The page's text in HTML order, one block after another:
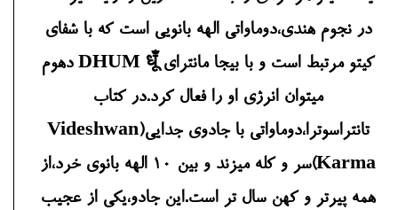
در نجوم هندی،دوماواتی الهه بانویی است که با شفای
کیتو مرتبط است و با بیجا مانترای DHUM धूँ دهوم
میتوان انرژی او را فعال کرد.در کتاب
تانتراسوترا،دوماواتی با جادوی جدایی(Videshwan
Karma)سر و کله میزند و بین 10 الهه بانوی خرد،از
همه پیرتر و کهن سال تر است.این جادو،یکی از عجیب